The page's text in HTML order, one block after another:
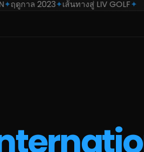
ฤดูกาล 2023✦เส้นทางสู่ LIV GOLF✦